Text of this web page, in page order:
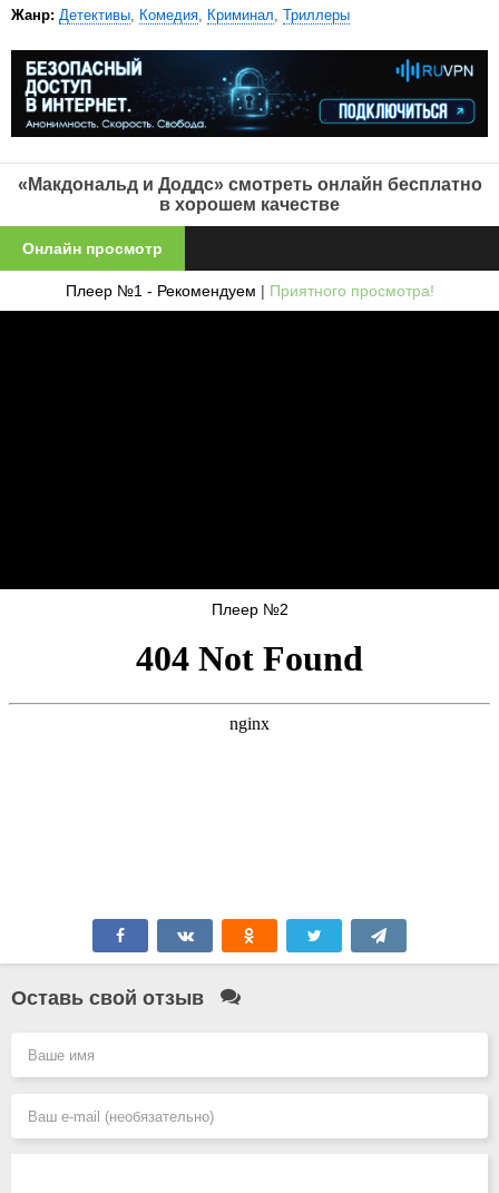
Жанр: Детективы, Комедия, Криминал, Триллеры
«Макдональд и Доддс» смотреть онлайн бесплатно
в хорошем качестве
Онлайн просмотр
Плеер №1 - Рекомендуем | Приятного просмотра!
Плеер №2
Оставь свой отзыв